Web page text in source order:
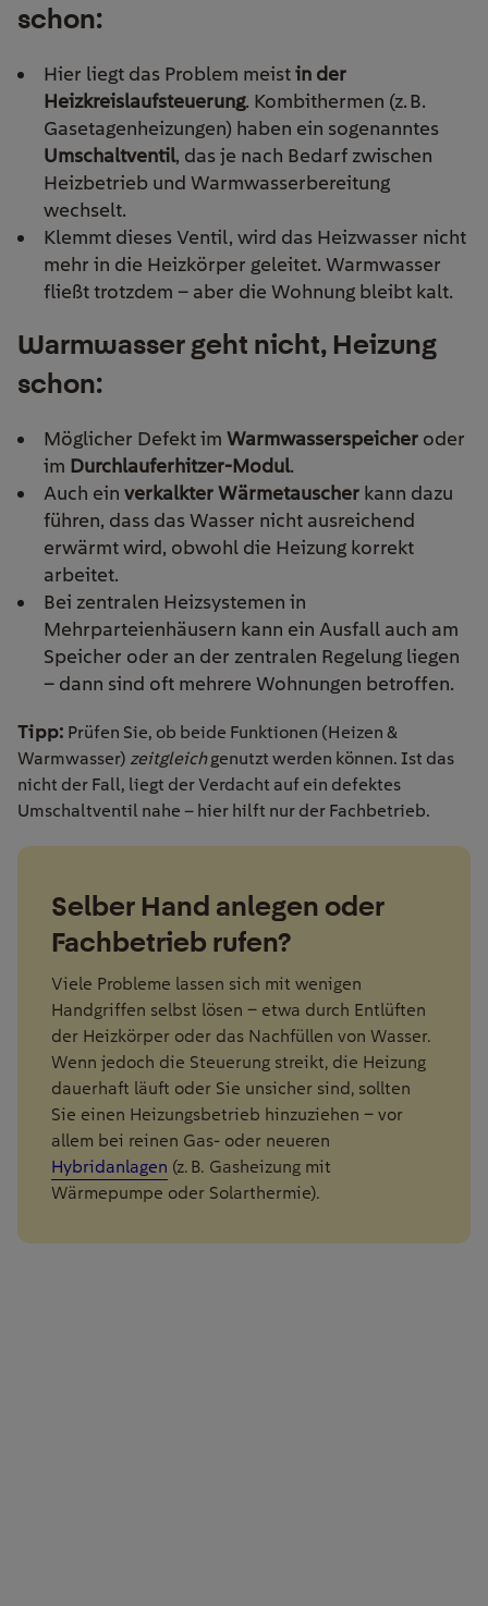
schon:
Hier liegt das Problem meistin der
Heizkreislaufsteuerung. Kombithermen (z. B.
Gasetagenheizungen) haben ein sogenanntes
Umschaltventil, das je nach Bedarf zwischen
Heizbetrieb und Warmwasserbereitung
wechselt.
Klemmt dieses Ventil, wird das Heizwasser nicht
mehr in die Heizkörper geleitet. Warmwasser
fließt trotzdem – aber die Wohnung bleibt kalt.
Warmwasser geht nicht, Heizung
schon:
Möglicher Defekt im Warmwasserspeicher oder
im Durchlauferhitzer-Modul.
Auch ein verkalkter Wärmetauscher kann dazu
führen, dass das Wasser nicht ausreichend
erwärmt wird, obwohl die Heizung korrekt
arbeitet.
Bei zentralen Heizsystemen in
Mehrparteienhäusern kann ein Ausfall auch am
Speicher oder an der zentralen Regelung liegen
– dann sind oft mehrere Wohnungen betroffen.
Tipp: Prüfen Sie, ob beide Funktionen (Heizen &
Warmwasser) zeitgleichgenutzt werden können. Ist das
nicht der Fall, liegt der Verdacht auf ein defektes
Umschaltventil nahe – hier hilft nur der Fachbetrieb.
Selber Hand anlegen oder
Fachbetrieb rufen?
Viele Probleme lassen sich mit wenigen
Handgriffen selbst lösen – etwa durch Entlüften
der Heizkörper oder das Nachfüllen von Wasser.
Wenn jedoch die Steuerung streikt, die Heizung
dauerhaft läuft oder Sie unsicher sind, sollten
Sie einen Heizungsbetrieb hinzuziehen – vor
allem bei reinen Gas- oder neueren
Hybridanlagen (z. B. Gasheizung mit
Wärmepumpe oder Solarthermie).